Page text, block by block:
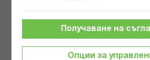
галерията
изображенията
Опции за
Получаване на